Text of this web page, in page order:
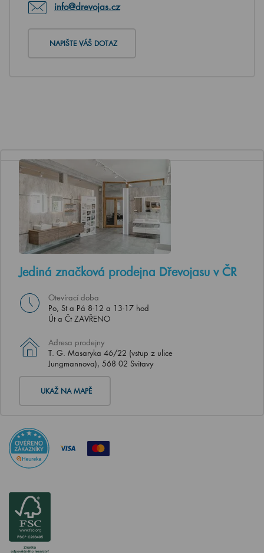
info@drevojas.cz
NAPIŠTE VÁŠ DOTAZ
Jediná značková prodejna Dřevojasu v ČR
Otevírací doba
Po, St a Pá 8-12 a 13-17 hod
Út a Čt ZAVŘENO
Adresa prodejny
T. G. Masaryka 46/22 (vstup z ulice
Jungmannova), 568 02 Svitavy
UKAŽ NA MAPĚ